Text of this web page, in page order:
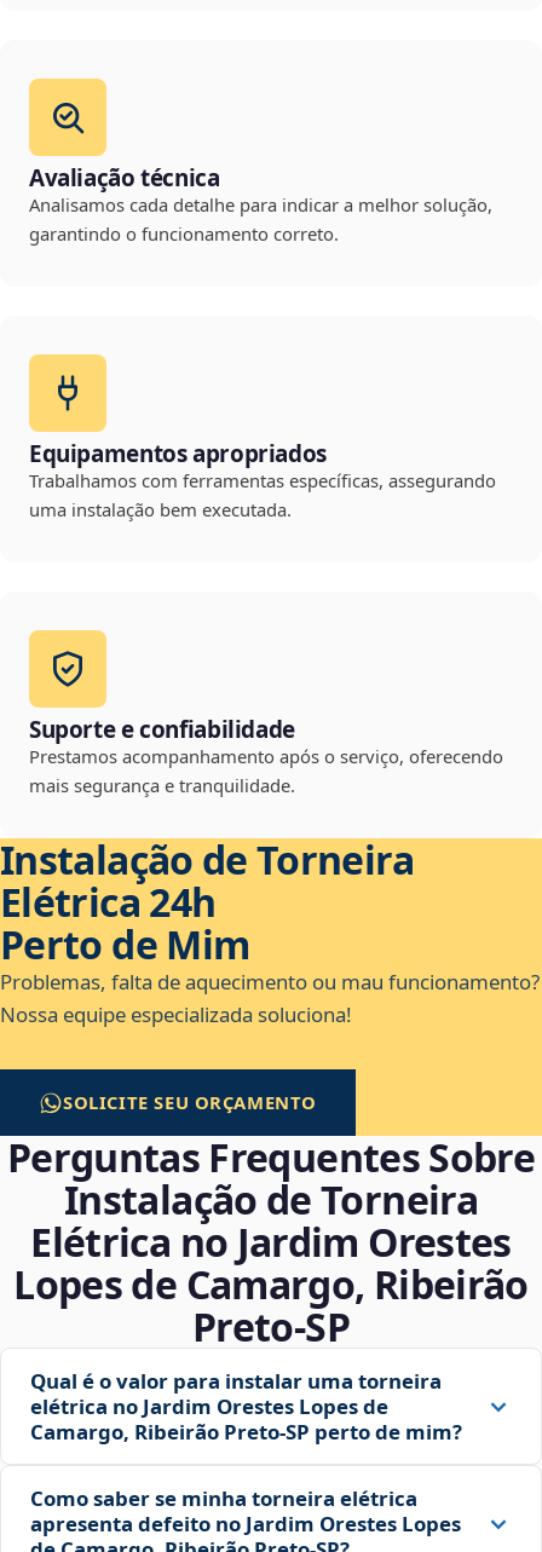
Avaliação técnica
Analisamos cada detalhe para indicar a melhor solução,
garantindo o funcionamento correto.
Equipamentos apropriados
Trabalhamos com ferramentas específicas, assegurando
uma instalação bem executada.
Suporte e confiabilidade
Prestamos acompanhamento após o serviço, oferecendo
mais segurança e tranquilidade.
Instalação de Torneira
Elétrica 24h
Perto de Mim
Problemas, falta de aquecimento ou mau funcionamento?
Nossa equipe especializada soluciona!
SOLICITE SEU ORÇAMENTO
Perguntas Frequentes Sobre
Instalação de Torneira
Elétrica no Jardim Orestes
Lopes de Camargo, Ribeirão
Preto‑SP
Qual é o valor para instalar uma torneira
elétrica no Jardim Orestes Lopes de
Camargo, Ribeirão Preto‑SP perto de mim?
Como saber se minha torneira elétrica
apresenta defeito no Jardim Orestes Lopes